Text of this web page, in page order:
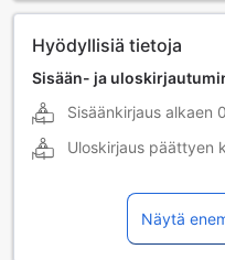
Hyödyllisiä tietoja
Sisään- ja
Sisäänkirjaus alkaen
Uloskirjaus päättyen
Näytä